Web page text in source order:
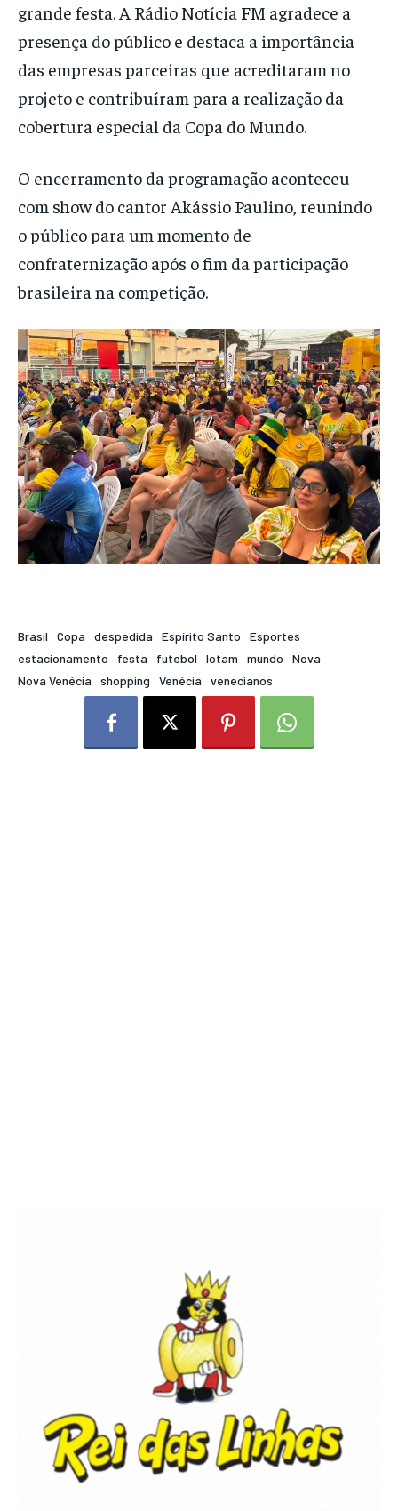
grande festa. A Rádio Notícia FM agradece a
presença do público e destaca a importância
das empresas parceiras que acreditaram no
projeto e contribuíram para a realização da
cobertura especial da Copa do Mundo.
O encerramento da programação aconteceu
com show do cantor Akássio Paulino, reunindo
o público para um momento de
confraternização após o fim da participação
brasileira na competição.
Brasil Copa despedida Espírito Santo
Esportes
estacionamento
festa futebol lotam mundo
Nova
Nova Venécia
shopping Venécia venecianos